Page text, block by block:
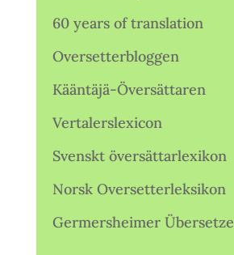
60 years of translation
Oversetterbloggen
Kääntäjä-Översättaren
Vertalerslexicon
Svenskt översättarlexikon
Norsk Oversetterleksikon
Germersheimer